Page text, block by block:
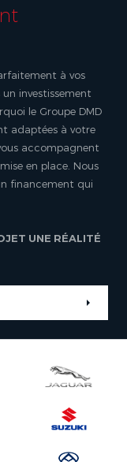
à vos
un investissement
le Groupe DMD
adaptées à votre
accompagnent
en place. Nous
financement qui
UNE RÉALITÉ